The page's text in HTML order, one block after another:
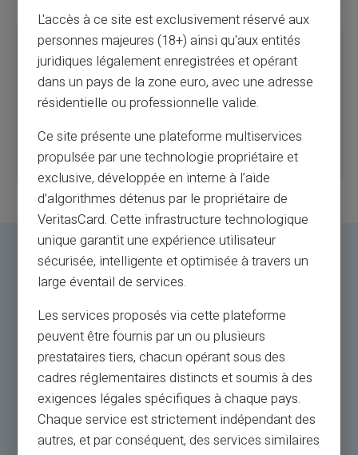
Inconvénients de la carte prépayée pour les
employés
Un employeur qui fait le choix d’une carte prépayée est prévenu non
pas des inconvénients mais des limitations d'une telle carte.
Une carte prépayée pour un salarié comme pour un particulier à un
plafond de paiement qui correspond à l'argent disponible sur la carte.
Aucune dépense au-delà de ce solde disponible n'est possible.
Comment mettre en place une
solution de carte prépayée
pour les employés ?
L'accès à ce site est exclusivement réservé aux
personnes majeures (18+) ainsi qu'aux entités
juridiques légalement enregistrées et opérant
dans un pays de la zone euro, avec une adresse
résidentielle ou professionnelle valide.
Ce site présente une plateforme multiservices
propulsée par une technologie propriétaire et
exclusive, développée en interne à l’aide
d’algorithmes détenus par le propriétaire de
VeritasCard. Cette infrastructure technologique
unique garantit une expérience utilisateur
sécurisée, intelligente et optimisée à travers un
large éventail de services.
Les services proposés via cette plateforme
peuvent être fournis par un ou plusieurs
prestataires tiers, chacun opérant sous des
cadres réglementaires distincts et soumis à des
exigences légales spécifiques à chaque pays.
Chaque service est strictement indépendant des
autres, et par conséquent, des services similaires